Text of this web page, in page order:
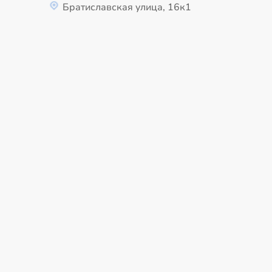
Братиславская улица, 16к1